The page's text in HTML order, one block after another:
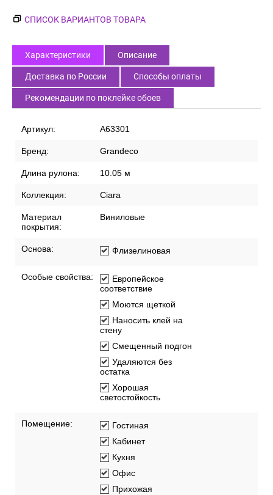
СПИСОК ВАРИАНТОВ ТОВАРА
Характеристики Описание
Доставка по России Способы оплаты
Рекомендации по поклейке обоев
Артикул: A63301
Бренд: Grandeco
Длина рулона: 10.05 м
Коллекция: Ciara
Материал
покрытия:
Виниловые
Основа: Флизелиновая
Особые свойства:
Европейское
соответствие
Моются щеткой
Наносить клей на
стену
Смещенный подгон
Удаляются без
остатка
Хорошая
светостойкость
Помещение:
Гостиная
Кабинет
Кухня
Офис
Прихожая